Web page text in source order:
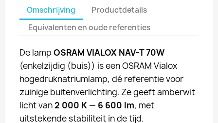
Omschrijving
Productdetails
Equivalenten en oude referenties
De lamp OSRAM VIALOX NAV-T 70W
(enkelzijdig (buis)) is een OSRAM Vialox
hogedruknatriumlamp, dé referentie voor
zuinige buitenverlichting. Ze geeft amberwit
licht van 2 000 K — 6 600 lm, met
uitstekende stabiliteit in de tijd.